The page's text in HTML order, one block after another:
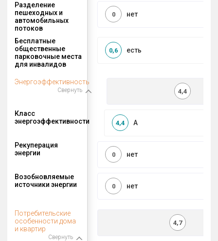
Разделение
пешеходных и
автомобильных
потоков
нет
0
Бесплатные
общественные
парковочные места
для инвалидов
есть
0,6
Энергоэффективность
Свернуть 4,4
Класс
энергоэффективности
A
4,4
Рекуперация
энергии
нет
0
Возобновляемые
источники энергии
нет
0
Потребительские
особенности дома
и квартир
Свернуть
4,7